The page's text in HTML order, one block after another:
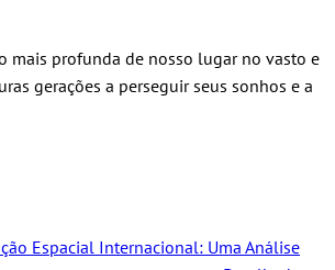
mais profunda de nosso lugar no vasto e
gerações a perseguir seus sonhos e a
Espacial Internacional: Uma Análise